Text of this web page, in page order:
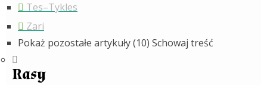
Tes–Tykles
Zari
Pokaż pozostałe artykuły (10) Schowaj treść
Rasy